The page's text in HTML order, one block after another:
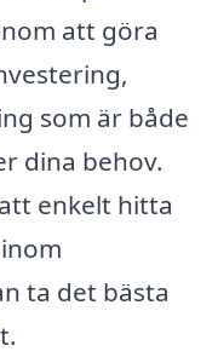
att göra
som är både
dina behov.
enkelt hitta
ta det bästa